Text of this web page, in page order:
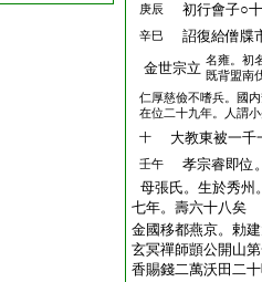
庚辰 初行會子○
辛巳
詔復給僧牒
金世宗立 名雍。初
既背盟南
仁厚慈儉不嗜兵。國
在位二十九年。人謂
十
大教東被一千
壬午
孝宗睿即位
母張氏。生於秀州
七年。壽六十八矣
金國移都燕京。勅
玄冥禪師顗公開山
香賜錢二萬沃田二